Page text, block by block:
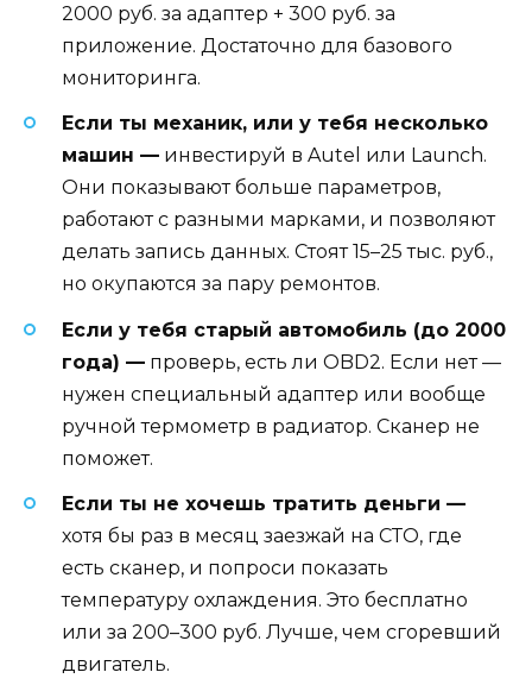
2000 руб. за адаптер + 300 руб. за
приложение. Достаточно для базового
мониторинга.
Если ты механик, или у тебя несколько
машин — инвестируй в Autel или Launch.
Они показывают больше параметров,
работают с разными марками, и позволяют
делать запись данных. Стоят 15–25 тыс. руб.,
но окупаются за пару ремонтов.
Если у тебя старый автомобиль (до 2000
года) — проверь, есть ли OBD2. Если нет —
нужен специальный адаптер или вообще
ручной термометр в радиатор. Сканер не
поможет.
Если ты не хочешь тратить деньги —
хотя бы раз в месяц заезжай на СТО, где
есть сканер, и попроси показать
температуру охлаждения. Это бесплатно
или за 200–300 руб. Лучше, чем сгоревший
двигатель.